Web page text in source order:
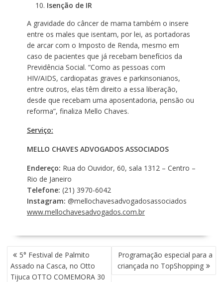
Isenção de IR
A gravidade do câncer de mama também o insere
entre os males que isentam, por lei, as portadoras
de arcar com o Imposto de Renda, mesmo em
caso de pacientes que já recebam benefícios da
Previdência Social. “Como as pessoas com
HIV/AIDS, cardiopatas graves e parkinsonianos,
entre outros, elas têm direito a essa liberação,
desde que recebam uma aposentadoria, pensão ou
reforma”, finaliza Mello Chaves.
Serviço:
MELLO CHAVES ADVOGADOS ASSOCIADOS
Endereço: Rua do Ouvidor, 60, sala 1312 – Centro –
Rio de Janeiro
Telefone: (21) 3970-6042
Instagram: @mellochavesadvogadosassociados
www.mellochavesadvogados.com.br
N
A
V
5° Festival de Palmito
Assado na Casca, no Otto
Tijuca OTTO COMEMORA 30
Programação especial para a
criançada no TopShopping